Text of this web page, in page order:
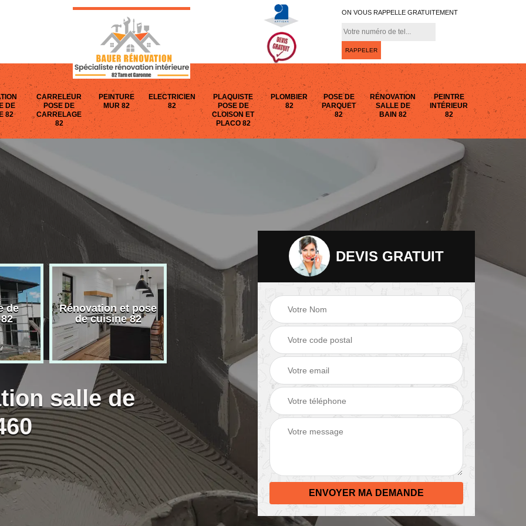
ON VOUS RAPPELLE GRATUITEMENT
DE
82
CARRELEUR
POSE DE
CARRELAGE
82
PEINTURE
MUR 82
ELECTRICIEN
82
PLAQUISTE
POSE DE
CLOISON ET
PLACO 82
PLOMBIER
82
POSE DE
PARQUET
82
RÉNOVATION
SALLE DE
BAIN 82
PEINTRE
INTÉRIEUR
82
de
Rénovation et pose
de cuisine 82
Carreleur pose de
carrelage 82
Peinture mur 82 Electricien 82
salle de
DEVIS GRATUIT